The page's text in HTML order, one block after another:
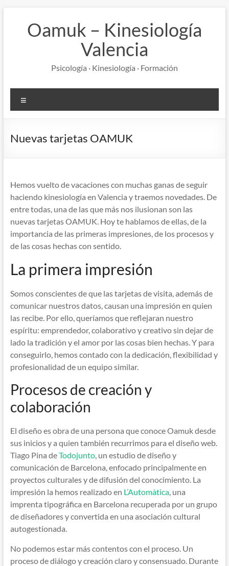
contenidoOamuk – Kinesiología
Valencia
Psicología · Kinesiología · Formación
Nuevas tarjetas OAMUK
Hemos vuelto de vacaciones con muchas ganas de seguir
haciendo kinesiología en Valencia y traemos novedades. De
entre todas, una de las que más nos ilusionan son las
nuevas tarjetas OAMUK. Hoy te hablamos de ellas, de la
importancia de las primeras impresiones, de los procesos y
de las cosas hechas con sentido.
La primera impresión
Somos conscientes de que las tarjetas de visita, además de
comunicar nuestros datos, causan una impresión en quien
las recibe. Por ello, queríamos que reflejaran nuestro
espíritu: emprendedor, colaborativo y creativo sin dejar de
lado la tradición y el amor por las cosas bien hechas. Y para
conseguirlo, hemos contado con la dedicación, flexibilidad y
profesionalidad de un equipo similar.
Procesos de creación y
colaboración
El diseño es obra de una persona que conoce Oamuk desde
sus inicios y a quien también recurrimos para el diseño web.
Tiago Pina deTodojunto, un estudio de diseño y
comunicación de Barcelona, enfocado principalmente en
proyectos culturales y de difusión del conocimiento. La
impresión la hemos realizado en L’Automàtica, una
imprenta tipográfica en Barcelona recuperada por un grupo
de diseñadores y convertida en una asociación cultural
autogestionada.
No podemos estar más contentos con el proceso. Un
proceso de diálogo y creación claro y consensuado. Durante